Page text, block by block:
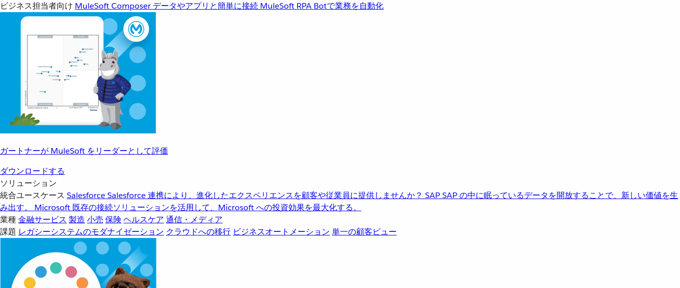
ビジネス担当者向け MuleSoft Composer データやアプリと簡単に接続 MuleSoft RPA Botで業務を自動化
ガートナーが MuleSoft をリーダーとして評価
ダウンロードする
ソリューション
統合ユースケース SalesforceSalesforce 連携により、進化したエクスペリエンスを顧客や従業員に提供しませんか？ SAPSAP の中に眠っているデータを開放することで、新しい価値を生
み出す。
Microsoft 既存の接続ソリューションを活用して、Microsoft への投資効果を最大化する。
業種金融サービス 製造 小売 保険 ヘルスケア 通信・メディア
課題 レガシーシステムのモダナイゼーション クラウドへの移行 ビジネスオートメーション 単一の顧客ビュー